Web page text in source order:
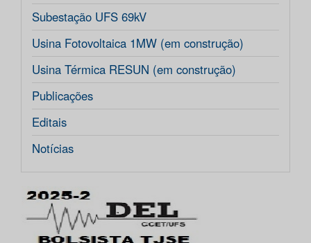
Subestação UFS 69kV
Usina Fotovoltaica 1MW (em construção)
Usina Térmica RESUN (em construção)
Publicações
Editais
Notícias